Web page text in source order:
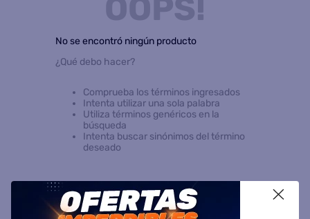
OOPS!
No se encontró ningún producto
¿Qué debo hacer?
Comprueba los términos ingresados
Intenta utilizar una sola palabra
Utiliza términos genéricos en la
búsqueda
Intenta buscar sinónimos del término
deseado
X
9.